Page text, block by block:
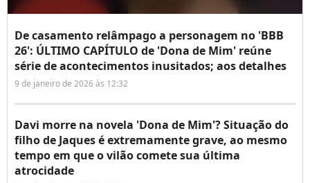
De casamento relâmpago a personagem no 'BBB
26': ÚLTIMO CAPÍTULO de 'Dona de Mim' reúne
série de acontecimentos inusitados; aos detalhes
9 de janeiro de 2026 às 12:32
Davi morre na novela 'Dona de Mim'? Situação do
filho de Jaques é extremamente grave, ao mesmo
tempo em que o vilão comete sua última
atrocidade